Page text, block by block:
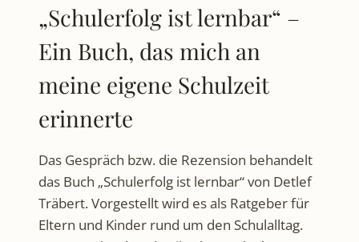
„Schulerfolg ist lernbar“ –
Ein Buch, das mich an
meine eigene Schulzeit
erinnerte
Das Gespräch bzw. die Rezension behandelt
das Buch „Schulerfolg ist lernbar“ von Detlef
Träbert. Vorgestellt wird es als Ratgeber für
Eltern und Kinder rund um den Schulalltag.